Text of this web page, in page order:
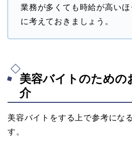
業務が多くても時給が高い
に考えておきましょう。
美容バイトのための
介
美容バイトをする上で参考にな
す。